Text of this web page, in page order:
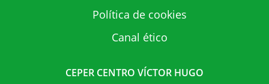
Política de cookies
Canal ético
CEPER CENTRO VÍCTOR HUGO